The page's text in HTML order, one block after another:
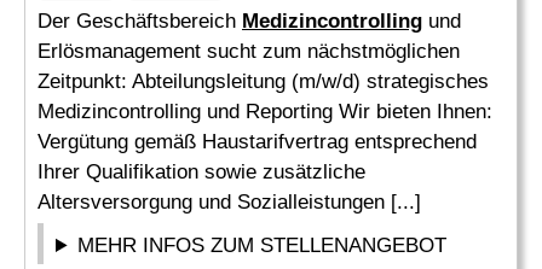
Der Geschäftsbereich Medizincontrolling und
Erlösmanagement sucht zum nächstmöglichen
Zeitpunkt: Abteilungsleitung (m/w/d) strategisches
Medizincontrolling und Reporting Wir bieten Ihnen:
Vergütung gemäß Haustarifvertrag entsprechend
Ihrer Qualifikation sowie zusätzliche
Altersversorgung und Sozialleistungen [...]
MEHR INFOS ZUM STELLENANGEBOT